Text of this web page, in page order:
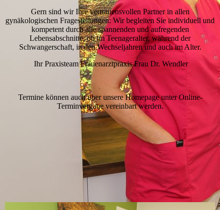
Gern sind wir Ihre vertrauensvollen Partner in allen
gynäkologischen Fragestellungen: Wir begleiten Sie individuell und
kompetent durch alle spannenden und aufregenden
Lebensabschnitte, ob im Teenageralter, während der
Schwangerschaft, in den Wechseljahren und auch im Alter.
Ihr Praxisteam Frauenarztpraxis Frau Dr. Wendler
Termine können auch über unsere Homepage unter Online-
Terminvergabe vereinbart werden.